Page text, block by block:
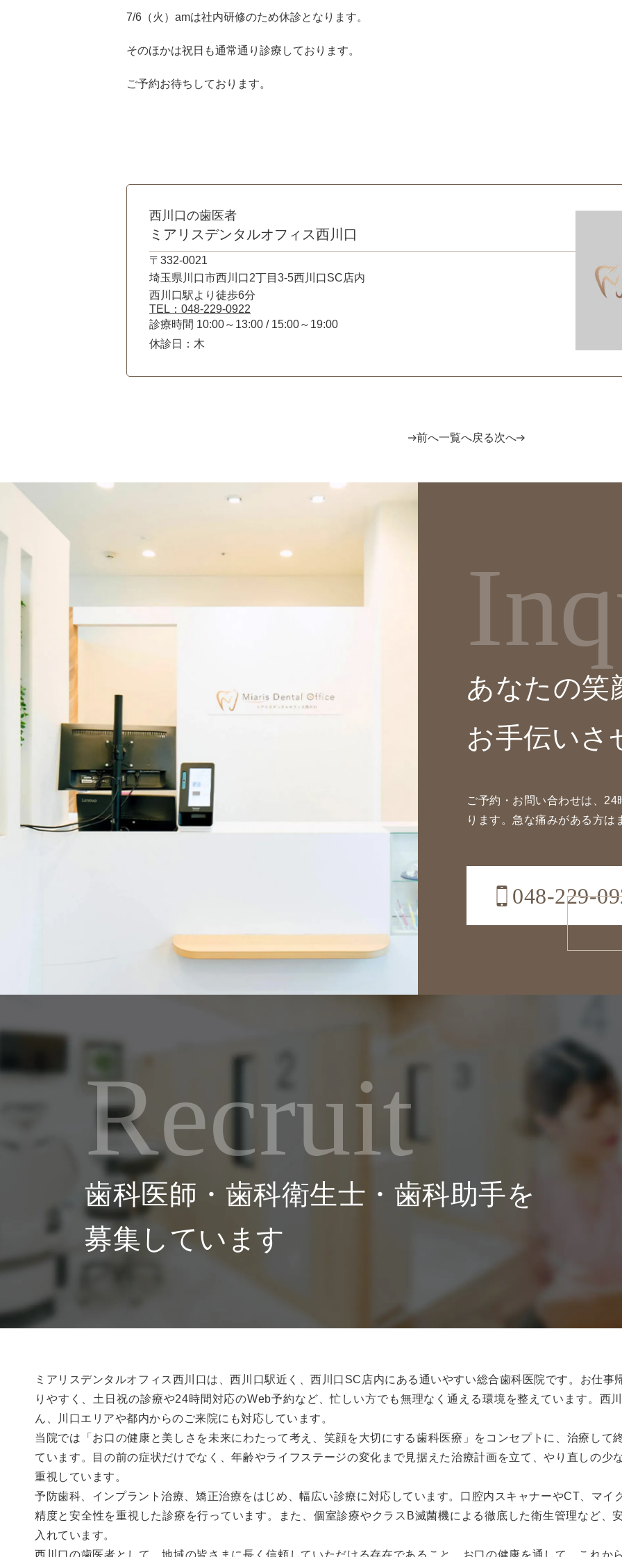
7/6（火）amは社内研修のため休診となります。
そのほかは祝日も通常通り診療しております。
ご予約お待ちしております。
西川口の歯医者
ミアリスデンタルオフィス西川口
〒332-0021
埼玉県川口市西川口2丁目3-5西川口SC店内
西川口駅より徒歩6分
TEL：048-229-0922
診療時間 10:00～13:00 / 15:00～19:00
休診日：木
前へ一覧へ戻る次へ
あなたの笑
お手伝いさ
ご予約・お問い合わせは、
ります。急な痛みがある方は
048-229-
Recruit
歯科医師・歯科衛生士・ 歯科助手を
募集しています
ミアリスデンタルオフィス西川口は、西川口駅近く、西川口SC店内にある通いやすい総合歯科医院です。お仕事
りやすく、土日祝の診療や24時間対応のWeb予約など、忙しい方でも無理なく通える環境を整えています。西
ん、川口エリアや都内からのご来院にも対応しています。
当院では「お口の健康と美しさを未来にわたって考え、笑顔を大切にする歯科医療」をコンセプトに、治療して
ています。目の前の症状だけでなく、年齢やライフステージの変化まで見据えた治療計画を立て、やり直しの少
重視しています。
予防歯科、インプラント治療、矯正治療をはじめ、幅広い診療に対応しています。口腔内スキャナーやCT、マイ
精度と安全性を重視した診療を行っています。また、個室診療やクラスB滅菌機による徹底した衛生管理など、
入れています。
西川口の歯医者として、地域の皆さまに長く信頼していただける存在であること。お口の健康を通して、これか